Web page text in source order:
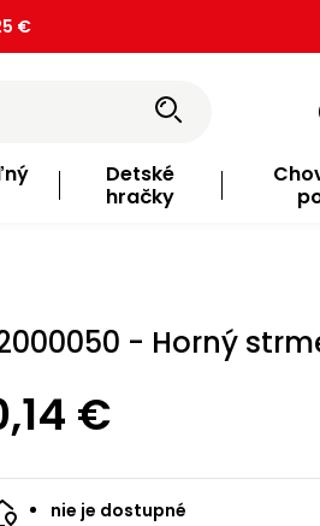
€
Detské
hračky
- Horný
€
nie je dostupné